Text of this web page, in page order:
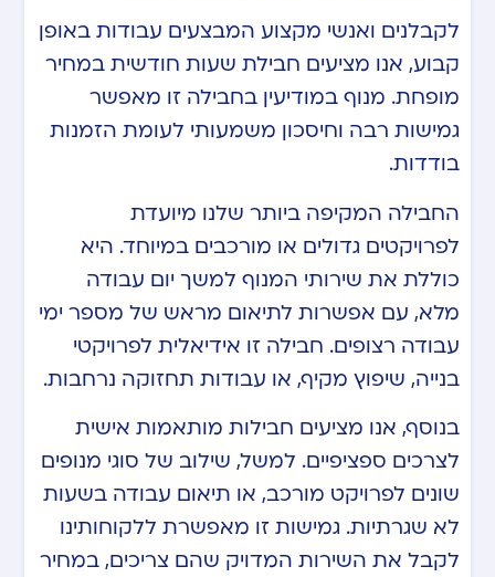
לקבלנים ואנשי מקצוע המבצעים עבודות באופן
קבוע, אנו מציעים חבילת שעות חודשית במחיר
מופחת. מנוף במודיעין בחבילה זו מאפשר
גמישות רבה וחיסכון משמעותי לעומת הזמנות
בודדות.
החבילה המקיפה ביותר שלנו מיועדת
לפרויקטים גדולים או מורכבים במיוחד. היא
כוללת את שירותי המנוף למשך יום עבודה
מלא, עם אפשרות לתיאום מראש של מספר ימי
עבודה רצופים. חבילה זו אידיאלית לפרויקטי
בנייה, שיפוץ מקיף, או עבודות תחזוקה נרחבות.
בנוסף, אנו מציעים חבילות מותאמות אישית
לצרכים ספציפיים. למשל, שילוב של סוגי מנופים
שונים לפרויקט מורכב, או תיאום עבודה בשעות
לא שגרתיות. גמישות זו מאפשרת ללקוחותינו
לקבל את השירות המדויק שהם צריכים, במחיר